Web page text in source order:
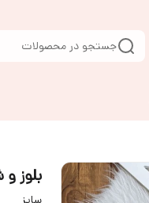
جستجو در محصولات
بلوز
سایز